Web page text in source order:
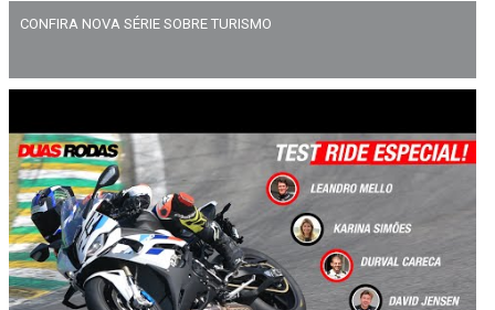
CONFIRA NOVA SÉRIE SOBRE TURISMO